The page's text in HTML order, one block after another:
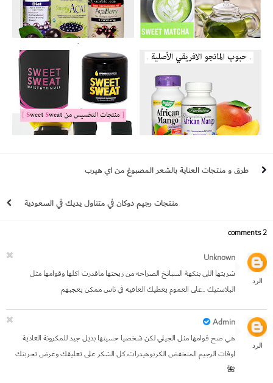
وفوائده للجسم والبشرة
حبوب الآساي بيري الأصلية للتخسيس
وفوائدها مع الدكتور اوز وحقيقة تجربة اوبرا
وينفري
sweat
طرق و منتجات العناية بالشعر المصبوغ من اي هيرب
منتجات رجيم دوكان في متناول يديك في السعودية
2 comments
الرد
Unknown
شريتها اللي بنكهة السبانخ الصراحه من ريحتها ماقدرت اكلها وقوامها مثل
البلاستيك ..على العموم يعطيك العافيه في ناس ممكن يعجبهم
الرد
Admin
هي صح قوامها مثل الجيلي لكن شخصيا حسيتها بديل جيد للمكرونة العادية
اوقات الرجيم المنخفض الكربوهيدرات، كل الشكر على تعليقك وعرض تجربتك
🌺